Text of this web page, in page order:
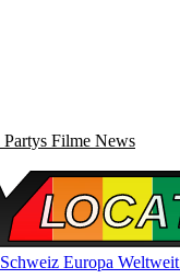
Partys Filme News
Schweiz Europa Weltweit